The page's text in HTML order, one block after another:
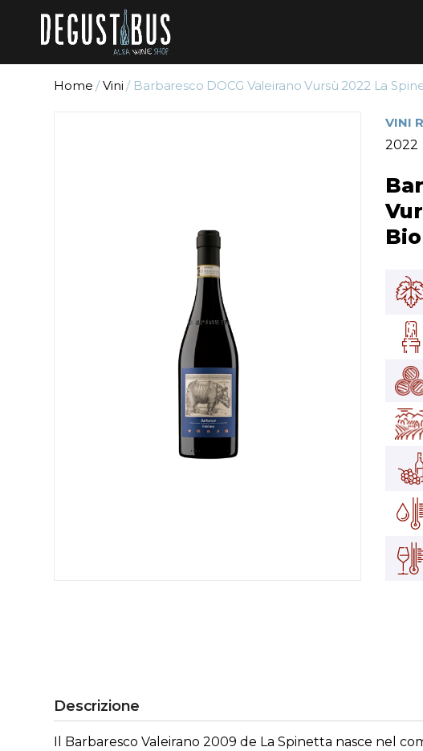
Home /Vini / Barbaresco DOCG Valeirano Vursù 2022 La
VINI
2022
Descrizione
Il Barbaresco Valeirano 2009 de La Spinetta nasce nel